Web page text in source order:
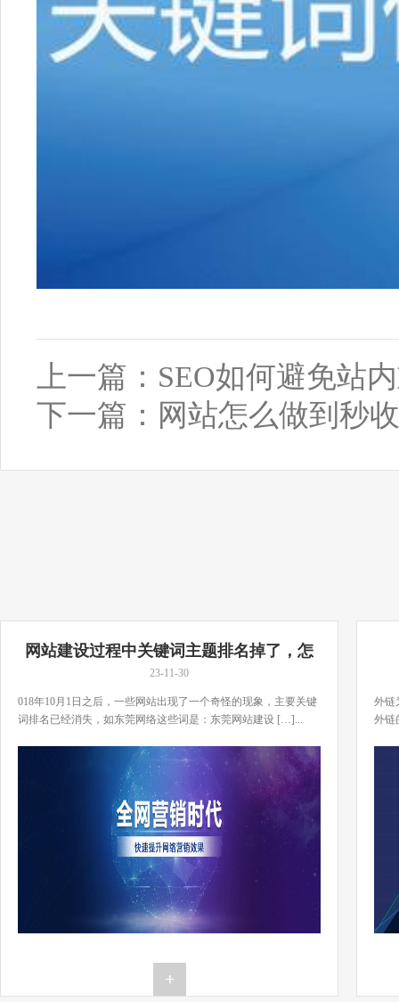
上一篇： SEO如何避免站
下一篇： 网站怎么做到秒
网站建设过程中关键词主题排名掉了，怎
么办？
23-11-30
018年10月1日之后，一些网站出现了一个奇怪的现象，主要关键
词排名已经消失，如东莞网络这些词是：东莞网站建设 […]...
外链
外链